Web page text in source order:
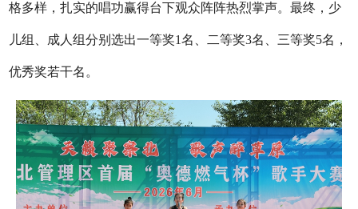
格多样，扎实的唱功赢得台下观众阵阵热烈掌声。最终，少
儿组、成人组分别选出一等奖1名、二等奖3名、三等奖5名，
优秀奖若干名。